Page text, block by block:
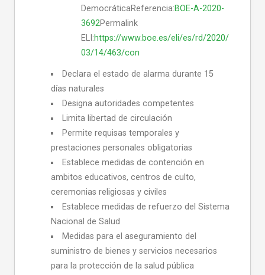
DemocráticaReferencia:BOE-A-2020-
3692Permalink
ELI:https://www.boe.es/eli/es/rd/2020/
03/14/463/con
Declara el estado de alarma durante 15
días naturales
Designa autoridades competentes
Limita libertad de circulación
Permite requisas temporales y
prestaciones personales obligatorias
Establece medidas de contención en
ambitos educativos, centros de culto,
ceremonias religiosas y civiles
Establece medidas de refuerzo del Sistema
Nacional de Salud
Medidas para el aseguramiento del
suministro de bienes y servicios necesarios
para la protección de la salud pública